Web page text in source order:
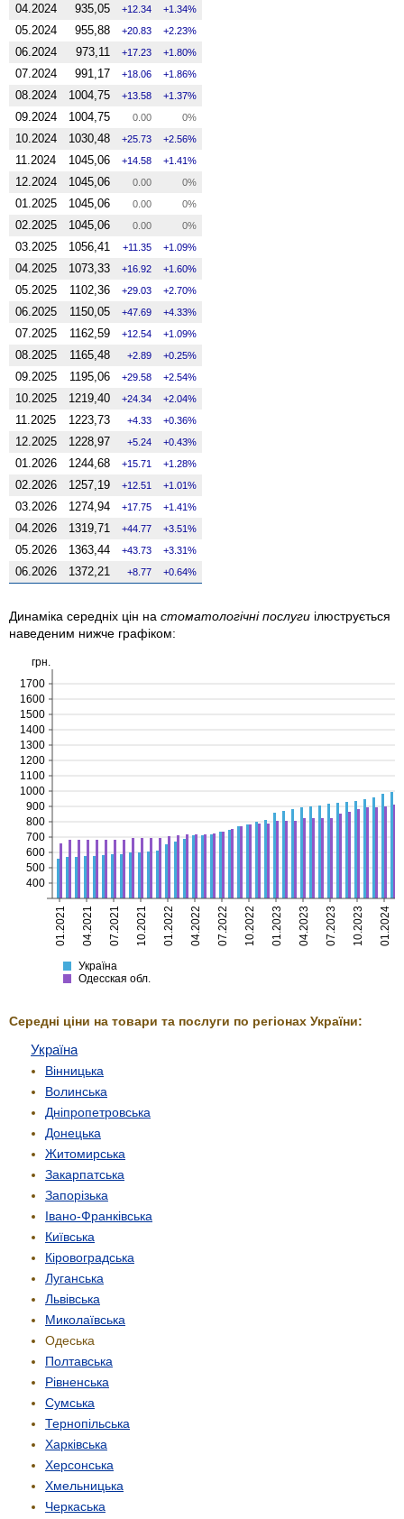
04.2024 935,05 12.34 1.34%
05.2024 955,88 20.83 2.23%
06.2024 973,11 17.23 1.80%
07.2024 991,17 18.06 1.86%
08.2024 1004,75 13.58 1.37%
09.2024 1004,75 0.00 0%
10.2024 1030,48 25.73 2.56%
11.2024 1045,06 14.58 1.41%
12.2024 1045,06 0.00 0%
01.2025 1045,06 0.00 0%
02.2025 1045,06 0.00 0%
03.2025 1056,41 11.35 1.09%
04.2025 1073,33 16.92 1.60%
05.2025 1102,36 29.03 2.70%
06.2025 1150,05 47.69 4.33%
07.2025 1162,59 12.54 1.09%
08.2025 1165,48 2.89 0.25%
09.2025 1195,06 29.58 2.54%
10.2025 1219,40 24.34 2.04%
11.2025 1223,73 4.33 0.36%
12.2025 1228,97 5.24 0.43%
01.2026 1244,68 15.71 1.28%
02.2026 1257,19 12.51 1.01%
03.2026 1274,94 17.75 1.41%
04.2026 1319,71 44.77 3.51%
05.2026 1363,44 43.73 3.31%
06.2026 1372,21 8.77 0.64%
Динаміка середніх цін на стомато­логічні послуги ілюструється
наведеним нижче графіком:
Україна
Одесская
01.2021 04.2021 07.2021 10.2021 01.2022 04.2022 07.2022 10.2022 01.2023 04.2023 07.2023 10.2023 01.2024
400
500
600
700
800
900
1000
1100
1200
1300
1400
1500
1600
1700
грн.
Україна
Одесская обл.
Середні ціни на товари та послуги по регіонах України:
Україна
Вінницька
Волинська
Дніпропетровська
Донецька
Житомирська
Закарпатська
Запорізька
Івано-Франківська
Київська
Кіровоградська
Луганська
Львівська
Миколаївська
Одеська
Полтавська
Рівненська
Сумська
Тернопільська
Харківська
Херсонська
Хмельницька
Черкаська